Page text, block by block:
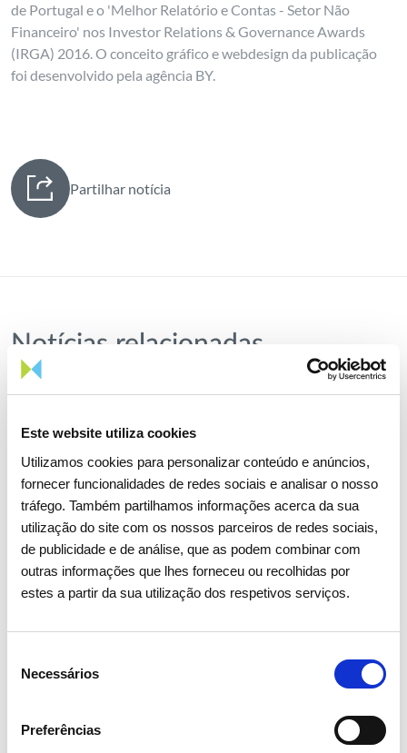
Este website utiliza cookies
Utilizamos cookies para personalizar conteúdo e anúncios,
fornecer funcionalidades de redes sociais e analisar o nosso
tráfego. Também partilhamos informações acerca da sua
utilização do site com os nossos parceiros de redes sociais,
de publicidade e de análise, que as podem combinar com
outras informações que lhes forneceu ou recolhidas por
estes a partir da sua utilização dos respetivos serviços.
Necessários
Preferências
de Portugal e o 'Melhor Relatório e Contas - Setor Não
Financeiro' nos Investor Relations & Governance Awards
(IRGA) 2016. O conceito gráfico e webdesign da publicação
foi desenvolvido pela agência BY.
Partilhar notícia
Notícias relacionadas